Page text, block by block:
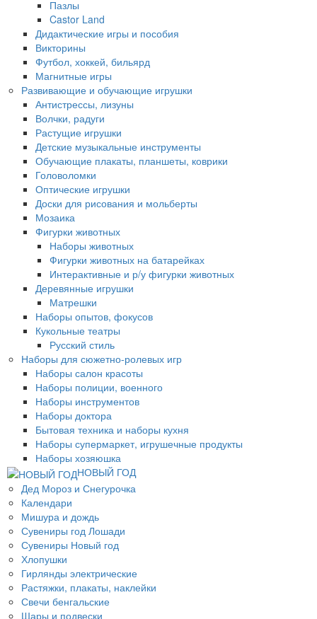
Пазлы
Castor Land
Дидактические игры и пособия
Викторины
Футбол, хоккей, бильярд
Магнитные игры
Развивающие и обучающие игрушки
Антистрессы, лизуны
Волчки, радуги
Растущие игрушки
Детские музыкальные инструменты
Обучающие плакаты, планшеты, коврики
Головоломки
Оптические игрушки
Доски для рисования и мольберты
Мозаика
Фигурки животных
Наборы животных
Фигурки животных на батарейках
Интерактивные и р/у фигурки животных
Деревянные игрушки
Матрешки
Наборы опытов, фокусов
Кукольные театры
Русский стиль
Наборы для сюжетно-ролевых игр
Наборы салон красоты
Наборы полиции, военного
Наборы инструментов
Наборы доктора
Бытовая техника и наборы кухня
Наборы супермаркет, игрушечные продукты
Наборы хозяюшка
НОВЫЙ ГОД
Дед Мороз и Снегурочка
Календари
Мишура и дождь
Сувениры год Лошади
Сувениры Новый год
Хлопушки
Гирлянды электрические
Растяжки, плакаты, наклейки
Свечи бенгальские
Шары и подвески